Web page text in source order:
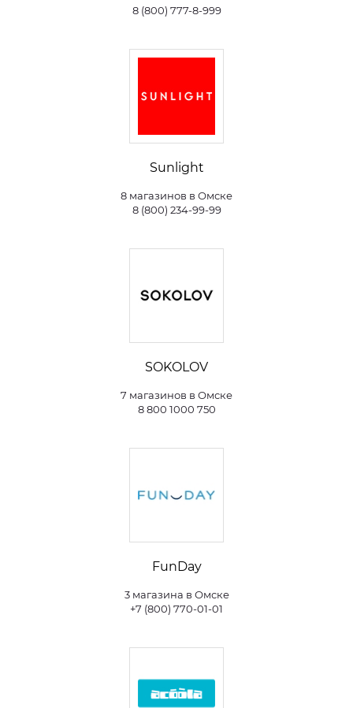
8 (800) 777-8-999
Sunlight
8 магазинов в Омске
8 (800) 234-99-99
SOKOLOV
7 магазинов в Омске
8 800 1000 750
FunDay
3 магазина в Омске
+7 (800) 770-01-01